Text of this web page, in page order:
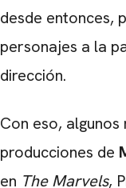
desde entonces,
personajes a la
dirección.
Con eso,
producciones de
en The Marvels,